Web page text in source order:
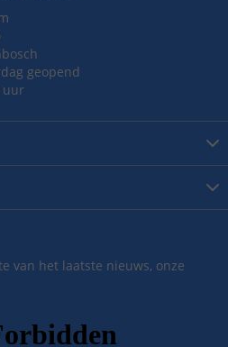
geopend
uur
van het laatste nieuws, onze